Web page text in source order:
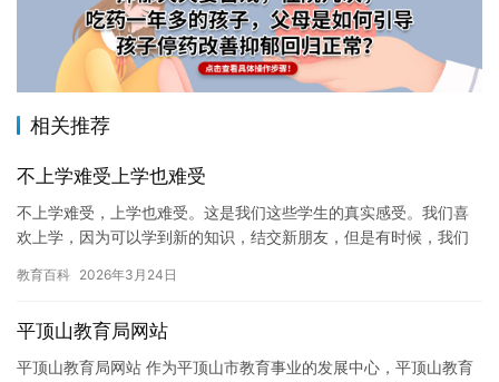
相关推荐
不上学难受上学也难受
不上学难受，上学也难受。这是我们这些学生的真实感受。我们喜
欢上学，因为可以学到新的知识，结交新朋友，但是有时候，我们
我们都…
教育百科 2026年3月24日
平顶山教育局网站
平顶山教育局网站 作为平顶山市教育事业的发展中心，平顶山教育